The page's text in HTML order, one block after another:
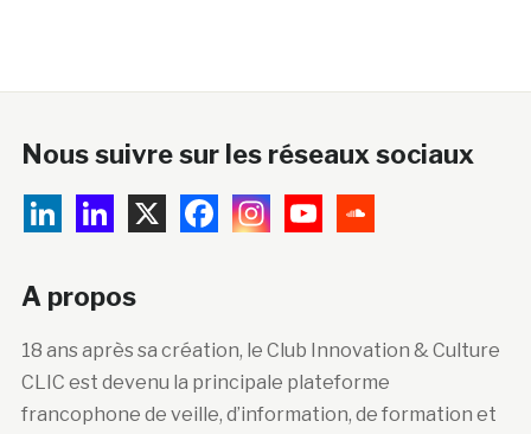
Nous suivre sur les réseaux sociaux
A propos
18 ans après sa création, le Club Innovation & Culture
CLIC est devenu la principale plateforme
francophone de veille, d’information, de formation et